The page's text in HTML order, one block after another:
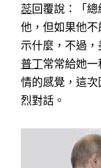
蕊回覆說：「
他，但如果他不
示什麼，不過，
普丁常常給她
情的感覺，這
烈對話。